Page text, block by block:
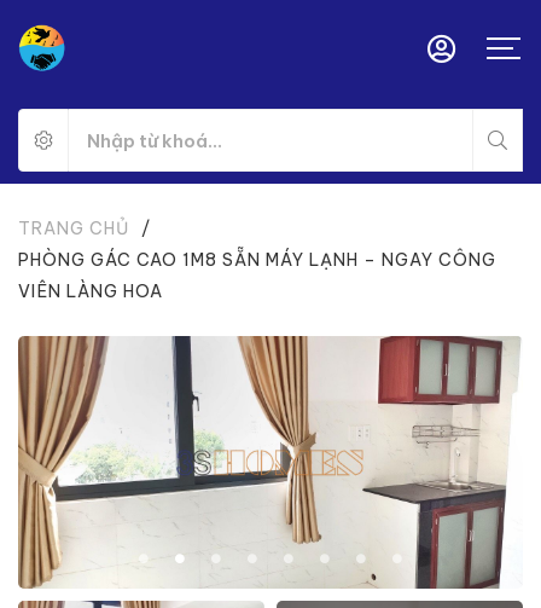
TRANG CHỦ
/
PHÒNG GÁC CAO 1M8 SẴN MÁY LẠNH – NGAY CÔNG
VIÊN LÀNG HOA